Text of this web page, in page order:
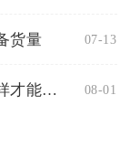
货量 07-13
梦幻诛仙奶妈加点方案怎样才能更有效 08-01